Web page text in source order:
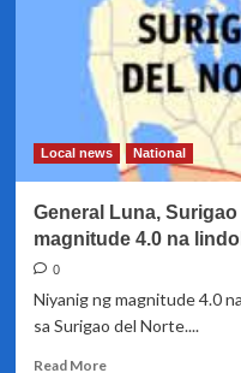
Local news National
General Luna,
magnitude 4.0 na lindol
0
Niyanig ng magnitude 4.0
sa Surigao del Norte....
Read MoreRead